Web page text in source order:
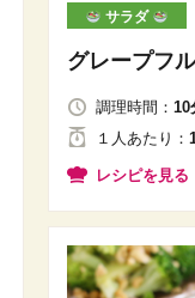
サラダ
グレープフ
調理時間： 10
１人 あたり ：
レシピを見る